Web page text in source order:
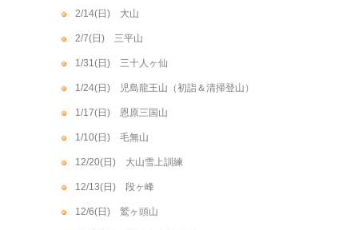
2/14(日) 大山
2/7(日) 三平山
1/31(日) 三十人ヶ仙
1/24(日) 児島龍王山（初詣＆清掃登山）
1/17(日) 恩原三国山
1/10(日) 毛無山
12/20(日) 大山雪上訓練
12/13(日) 段ヶ峰
12/6(日) 鷲ヶ頭山